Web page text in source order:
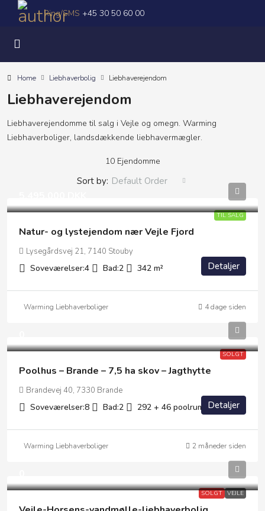
Ring/SMS +45 30 50 60 00
Home Liebhaverbolig Liebhaverejendom
Liebhaverejendom
Liebhaverejendomme til salg i Vejle og omegn. Warming
Liebhaverboliger, landsdækkende liebhavermægler.
10 Ejendomme
Sort by: Default Order
TIL SALG
Natur- og lystejendom nær Vejle Fjord
Lysegårdsvej 21, 7140 Stouby
Soveværelser:4 Bad:2 342 m² Detaljer
Warming Liebhaverboliger 4 dage siden
SOLGT
Poolhus – Brande – 7,5 ha skov – Jagthytte
Brandevej 40, 7330 Brande
Soveværelser:8 Bad:2 292 + 46 poolrum m²
Detaljer
Warming Liebhaverboliger 2 måneder siden
SOLGT VEJLE